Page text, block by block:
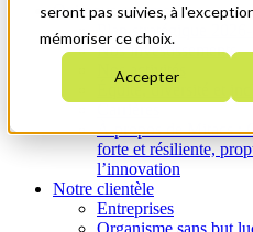
seront pas suivies, à
mémoriser ce choix.
Accepter
Qui nous sommes
Plan stratégique 2026-
Nos investissements
Nos activités
Équité, diversité et
À propos de Mitacs :
forte et résiliente,
l’innovation
Notre clientèle
Entreprises
Organisme sans but